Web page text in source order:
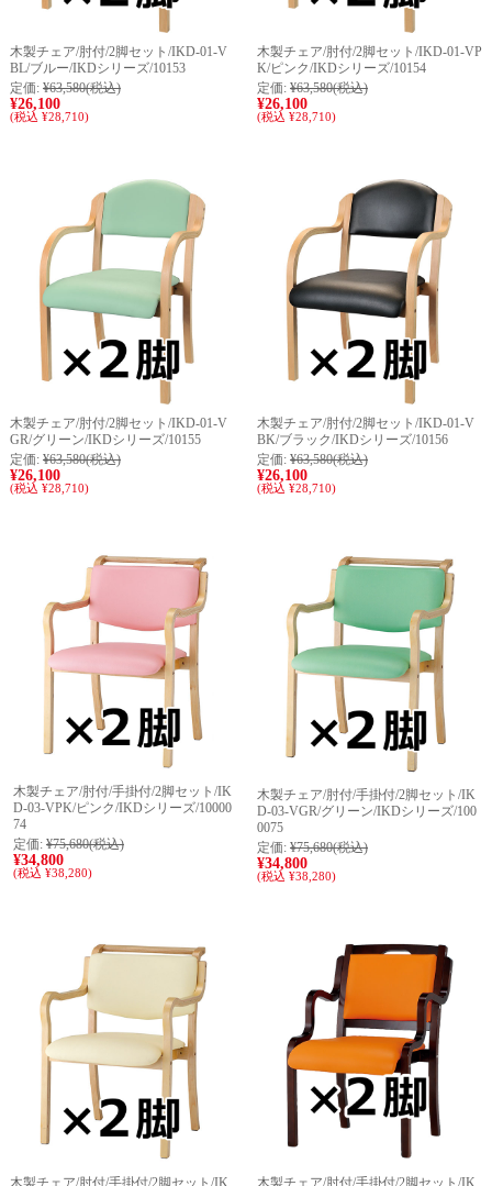
木製チェア/肘付/2脚セット/IKD-01-V
BL/ブルー/IKDシリーズ/10153
定価: ¥63,580(税込)
¥26,100
(税込 ¥28,710)
木製チェア/肘付/2脚セット/IKD-01-VP
K/ピンク/IKDシリーズ/10154
定価: ¥63,580(税込)
¥26,100
(税込 ¥28,710)
木製チェア/肘付/2脚セット/IKD-01-V
GR/グリーン/IKDシリーズ/10155
定価: ¥63,580(税込)
¥26,100
(税込 ¥28,710)
木製チェア/肘付/2脚セット/IKD-01-V
BK/ブラック/IKDシリーズ/10156
定価: ¥63,580(税込)
¥26,100
(税込 ¥28,710)
木製チェア/肘付/手掛付/2脚セット/IK
D-03-VPK/ピンク/IKDシリーズ/10000
74
定価: ¥75,680(税込)
¥34,800
(税込 ¥38,280)
木製チェア/肘付/手掛付/2脚セット/IK
D-03-VGR/グリーン/IKDシリーズ/100
0075
定価: ¥75,680(税込)
¥34,800
(税込 ¥38,280)